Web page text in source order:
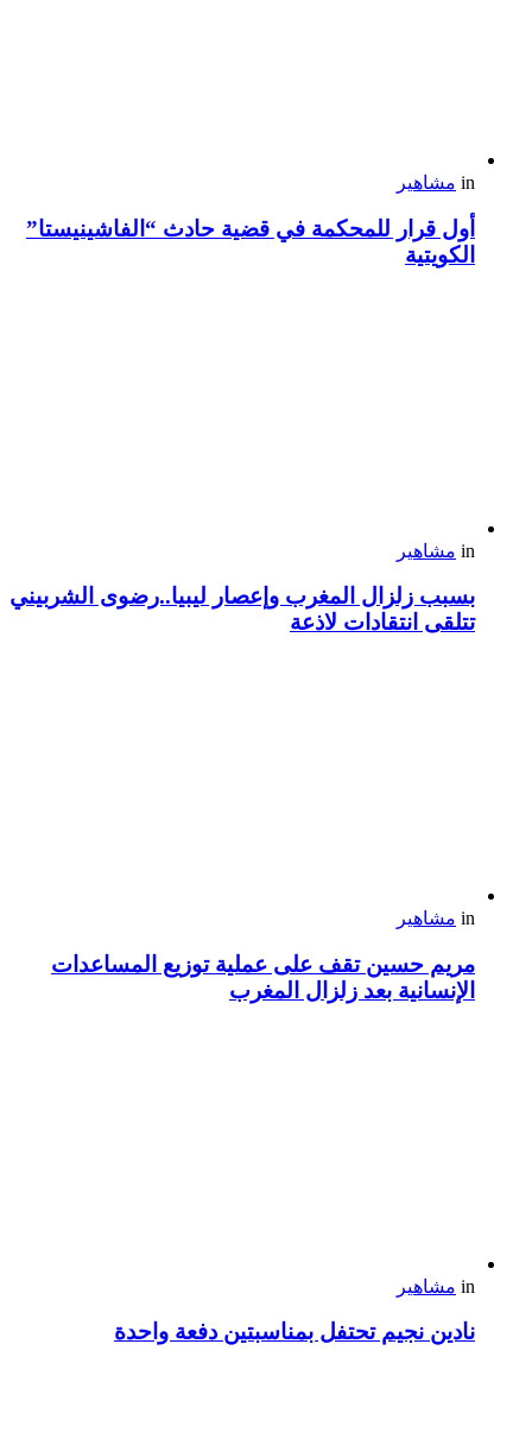
in مشاهير
أول قرار للمحكمة في قضية حادث “الفاشينيستا”
الكويتية
in مشاهير
بسبب زلزال المغرب وإعصار ليبيا..رضوى الشربيني
تتلقى انتقادات لاذعة
in مشاهير
مريم حسين تقف على عملية توزيع المساعدات
الإنسانية بعد زلزال المغرب
in مشاهير
نادين نجيم تحتفل بمناسبتين دفعة واحدة